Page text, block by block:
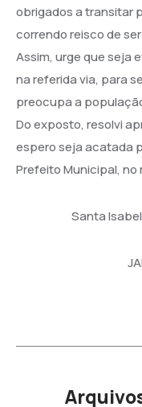
obrigados a transitar
correndo reisco de
Assim, urge que seja
na referida via, para
preocupa a
Do exposto, resolvi
espero seja acatada
Prefeito Municipal,
Santa